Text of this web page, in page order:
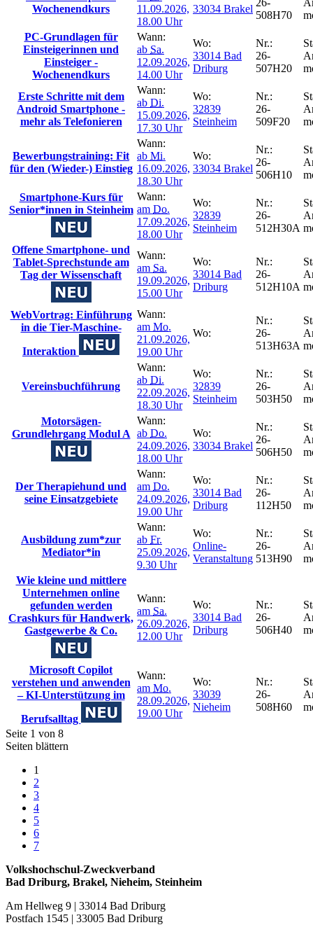
Wochenendkurs
11.09.2026,
18.00 Uhr
33034 Brakel
508H70
PC-Grundlagen für
Einsteigerinnen und
Einsteiger -
Wochenendkurs
Wann:
ab Sa.
12.09.2026,
14.00 Uhr
Wo:
33014 Bad
Driburg
Nr.:
26-
507H20
Erste Schritte mit dem
Android Smartphone -
mehr als Telefonieren
Wann:
ab Di.
15.09.2026,
17.30 Uhr
Wo:
32839
Steinheim
Nr.:
26-
509F20
Bewerbungstraining: Fit
für den (Wieder-) Einstieg
Wann:
ab Mi.
16.09.2026,
18.30 Uhr
Wo:
33034 Brakel
Nr.:
26-
506H10
Smartphone-Kurs für
Senior*innen in Steinheim
Wann:
am Do.
17.09.2026,
18.00 Uhr
Wo:
32839
Steinheim
Nr.:
26-
512H30A
Offene Smartphone- und
Tablet-Sprechstunde am
Tag der Wissenschaft
Wann:
am Sa.
19.09.2026,
15.00 Uhr
Wo:
33014 Bad
Driburg
Nr.:
26-
512H10A
WebVortrag: Einführung
in die Tier-Maschine-
Interaktion
Wann:
am Mo.
21.09.2026,
19.00 Uhr
Wo:
Nr.:
26-
513H63A
Vereinsbuchführung
Wann:
ab Di.
22.09.2026,
18.30 Uhr
Wo:
32839
Steinheim
Nr.:
26-
503H50
Motorsägen-
Grundlehrgang Modul A
Wann:
ab Do.
24.09.2026,
18.00 Uhr
Wo:
33034 Brakel
Nr.:
26-
506H50
Der Therapiehund und
seine Einsatzgebiete
Wann:
am Do.
24.09.2026,
19.00 Uhr
Wo:
33014 Bad
Driburg
Nr.:
26-
112H50
Ausbildung zum*zur
Mediator*in
Wann:
ab Fr.
25.09.2026,
9.30 Uhr
Wo:
Online-
Veranstaltung
Nr.:
26-
513H90
Wie kleine und mittlere
Unternehmen online
gefunden werden
Crashkurs für Handwerk,
Gastgewerbe & Co.
Wann:
am Sa.
26.09.2026,
12.00 Uhr
Wo:
33014 Bad
Driburg
Nr.:
26-
506H40
Microsoft Copilot
verstehen und anwenden
– KI-Unterstützung im
Berufsalltag
Wann:
am Mo.
28.09.2026,
19.00 Uhr
Wo:
33039
Nieheim
Nr.:
26-
508H60
Seite 1 von 8
Seiten blättern
1
2
3
4
5
6
7
Volkshochschul-Zweckverband
Bad Driburg, Brakel, Nieheim, Steinheim
Am Hellweg 9 | 33014 Bad Driburg
Postfach 1545 | 33005 Bad Driburg